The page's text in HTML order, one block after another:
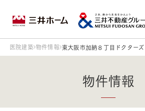
医院建築 物件情報 東大阪市加納８丁目ドクター
物件情報